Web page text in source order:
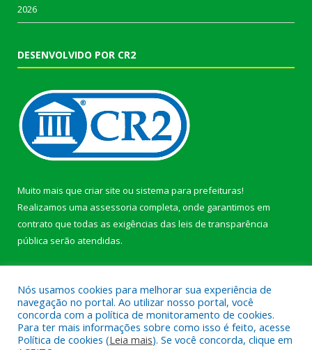
2026
DESENVOLVIDO POR CR2
Muito mais que criar site ou sistema para prefeituras!
Realizamos uma assessoria completa, onde garantimos em
contrato que todas as exigências das leis de transparência
pública serão atendidas.
Todos os direitos reservados a Prefeitura Municipal de Afuá.
Nós usamos cookies para melhorar sua experiência de
navegação no portal. Ao utilizar nosso portal, você
concorda com a política de monitoramento de cookies.
Para ter mais informações sobre como isso é feito, acesse
Política de cookies (Leia mais). Se você concorda, clique em